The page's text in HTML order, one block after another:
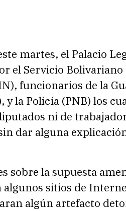
martes, el Palacio
el Servicio Bolivariano
funcionarios de la
la Policía (PNB) los
ni de
dar alguna
sobre la supuesta
sitios de
algún artefacto